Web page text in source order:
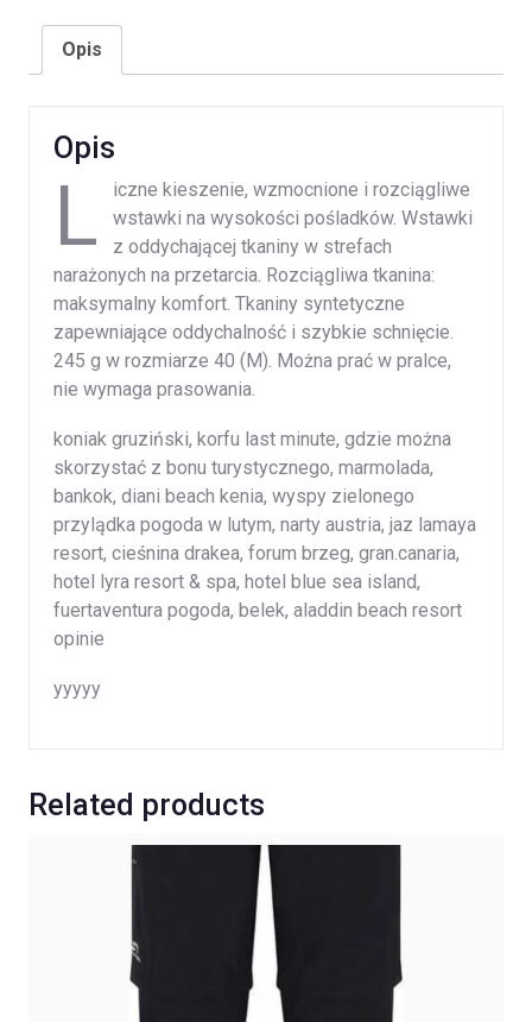
Opis
Opis
L
iczne kieszenie, wzmocnione i rozciągliwe
wstawki na wysokości pośladków. Wstawki
z oddychającej tkaniny w strefach
narażonych na przetarcia. Rozciągliwa tkanina:
maksymalny komfort. Tkaniny syntetyczne
zapewniające oddychalność i szybkie schnięcie.
245 g w rozmiarze 40 (M). Można prać w pralce,
nie wymaga prasowania.
koniak gruziński, korfu last minute, gdzie można
skorzystać z bonu turystycznego, marmolada,
bankok, diani beach kenia, wyspy zielonego
przylądka pogoda w lutym, narty austria, jaz lamaya
resort, cieśnina drakea, forum brzeg, gran.canaria,
hotel lyra resort & spa, hotel blue sea island,
fuertaventura pogoda, belek, aladdin beach resort
opinie
yyyyy
Related products